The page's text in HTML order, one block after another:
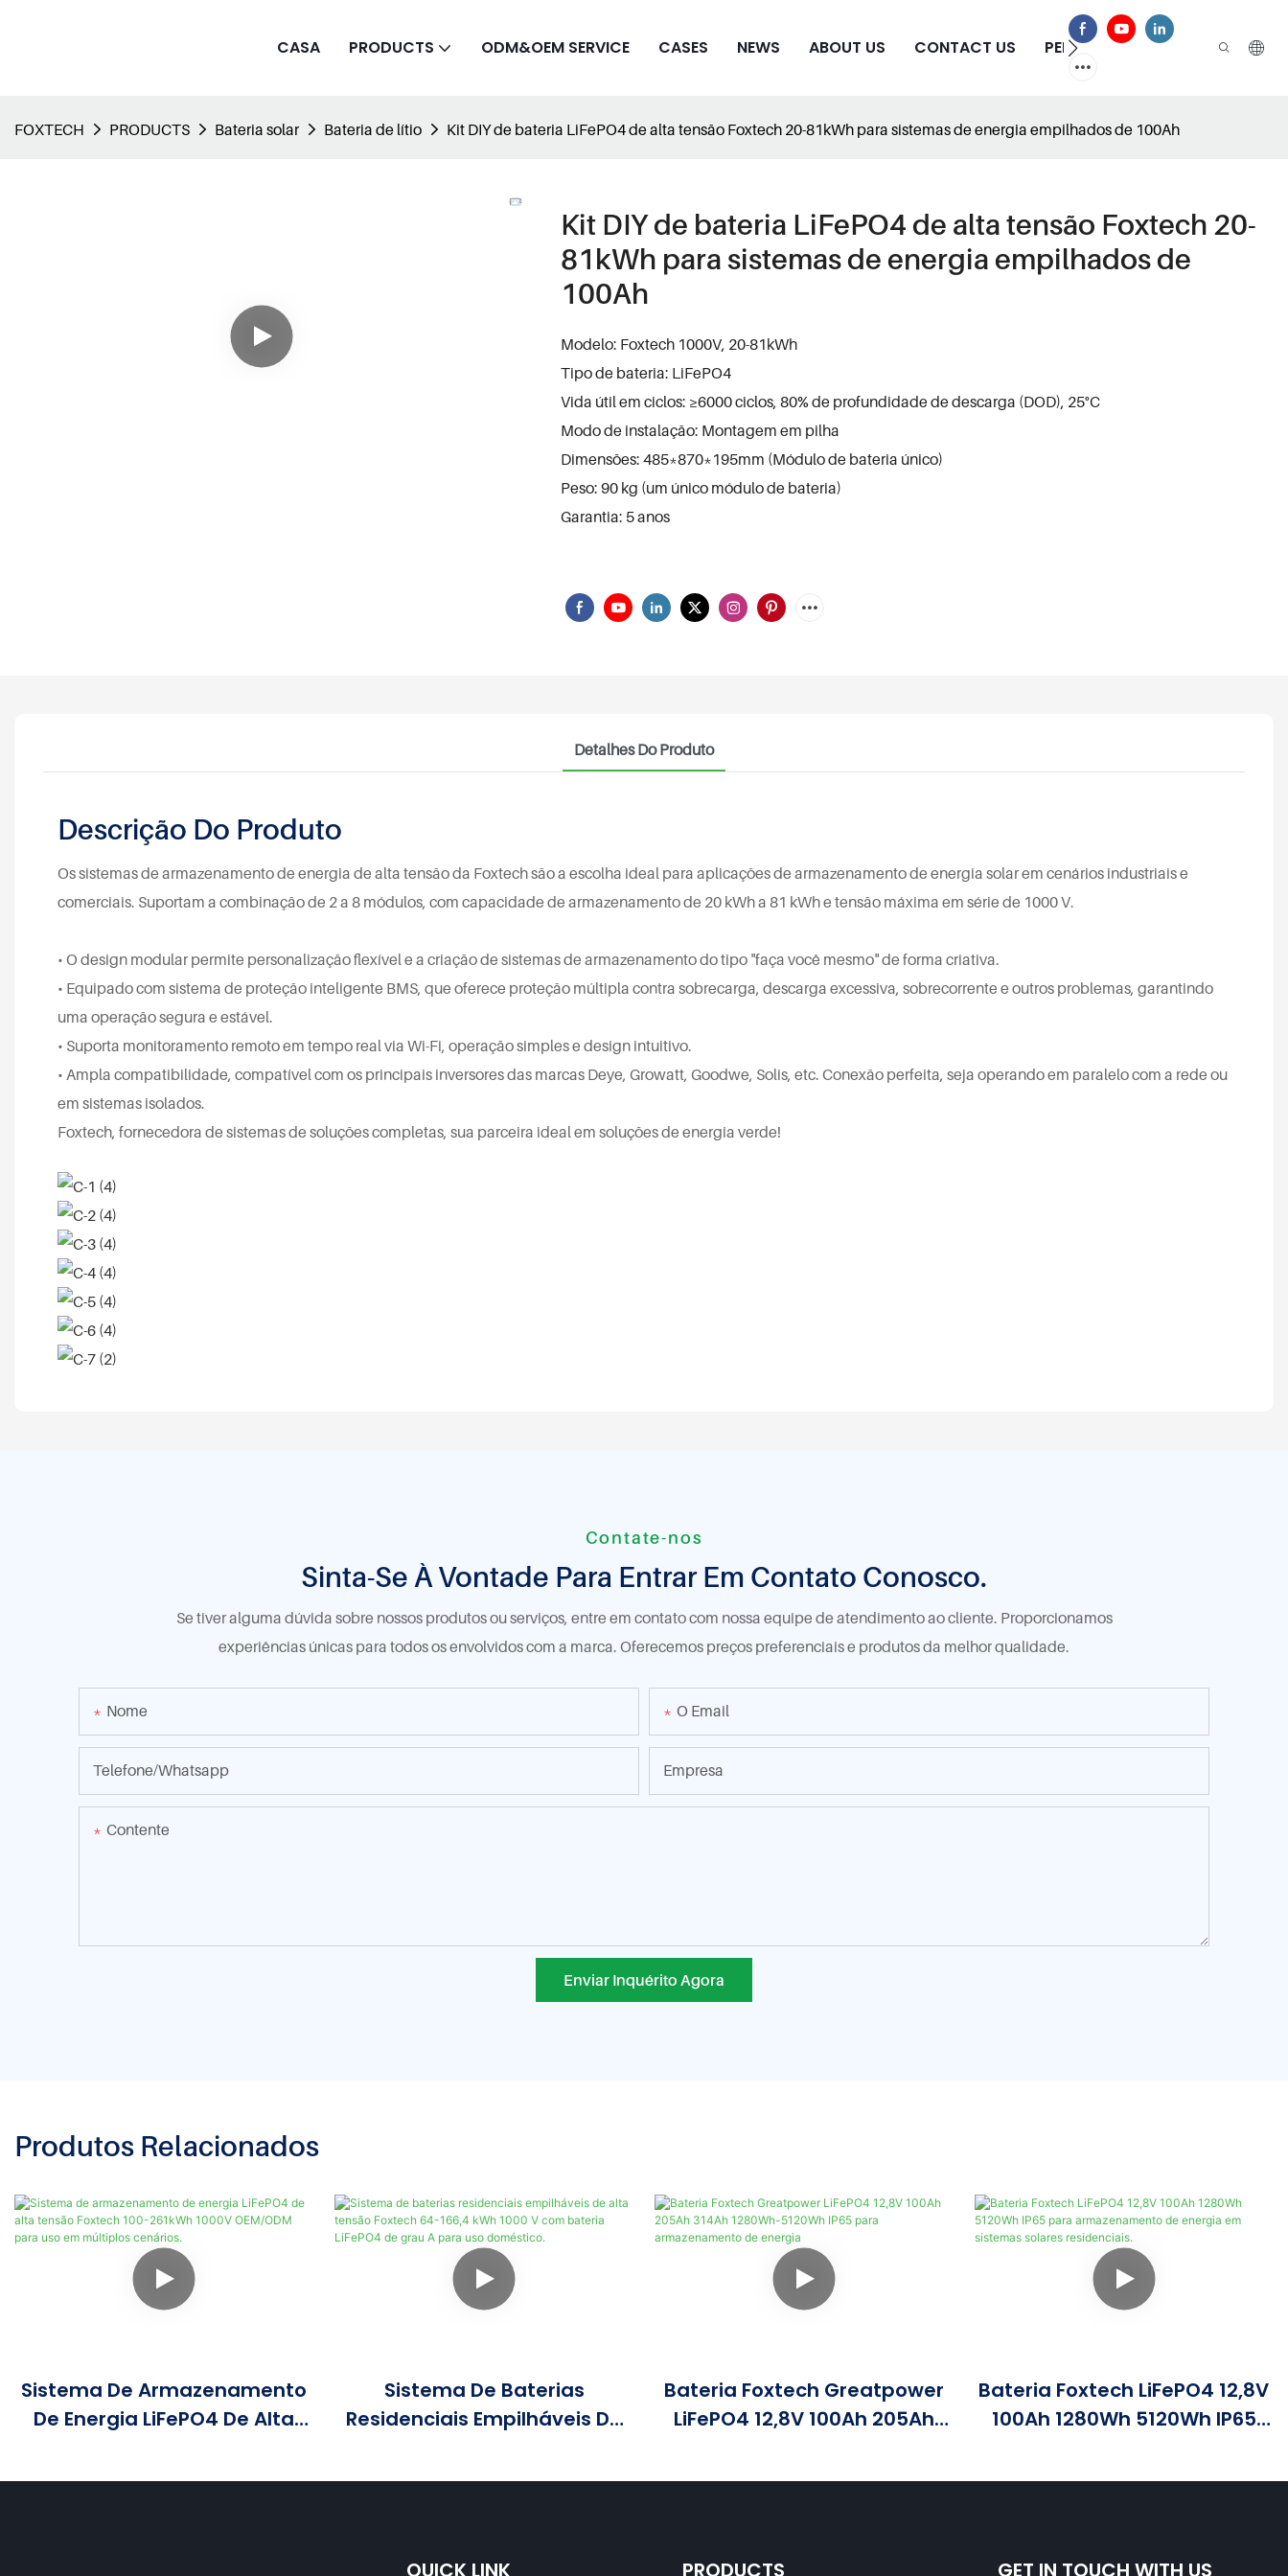
CASA PRODUCTS ODM&OEM SERVICE CASES NEWS ABOUT US CONTACT US PERGUNTAS FREQUENTES
FOXTECH PRODUCTS Bateria solar Bateria de lítio Kit DIY de bateria LiFePO4 de alta tensão Foxtech 20-81kWh para sistemas de energia empilhados de 100Ah
Kit DIY de bateria LiFePO4 de alta tensão Foxtech 20-
81kWh para sistemas de energia empilhados de
100Ah
Modelo: Foxtech 1000V, 20-81kWh
Tipo de bateria: LiFePO4
Vida útil em ciclos: ≥6000 ciclos, 80% de profundidade de descarga (DOD), 25°C
Modo de instalação: Montagem em pilha
Dimensões: 485*870*195mm (Módulo de bateria único)
Peso: 90 kg (um único módulo de bateria)
Garantia: 5 anos
Detalhes Do Produto
Descrição Do Produto
Os sistemas de armazenamento de energia de alta tensão da Foxtech são a escolha ideal para aplicações de armazenamento de energia solar em cenários industriais e
comerciais. Suportam a combinação de 2 a 8 módulos, com capacidade de armazenamento de 20 kWh a 81 kWh e tensão máxima em série de 1000 V.
• O design modular permite personalização flexível e a criação de sistemas de armazenamento do tipo "faça você mesmo" de forma criativa.
• Equipado com sistema de proteção inteligente BMS, que oferece proteção múltipla contra sobrecarga, descarga excessiva, sobrecorrente e outros problemas, garantindo
uma operação segura e estável.
• Suporta monitoramento remoto em tempo real via Wi-Fi, operação simples e design intuitivo.
• Ampla compatibilidade, compatível com os principais inversores das marcas Deye, Growatt, Goodwe, Solis, etc. Conexão perfeita, seja operando em paralelo com a rede ou
em sistemas isolados.
Foxtech, fornecedora de sistemas de soluções completas, sua parceira ideal em soluções de energia verde!
Contate-nos
Sinta-Se À Vontade Para Entrar Em Contato Conosco.
Se tiver alguma dúvida sobre nossos produtos ou serviços, entre em contato com nossa equipe de atendimento ao cliente. Proporcionamos
experiências únicas para todos os envolvidos com a marca. Oferecemos preços preferenciais e produtos da melhor qualidade.
Nome O Email
Telefone/whatsapp Empresa
Contente
Enviar Inquérito Agora
Produtos Relacionados
Sistema De Armazenamento
De Energia LiFePO4 De Alta
1000V OEM/ODM Para Uso Em
Sistema De Baterias
Residenciais Empilháveis ​​de
KWh 1000 V Com Bateria
Bateria Foxtech Greatpower
LiFePO4 12,8V 100Ah 205Ah
Para Armazenamento De
Bateria Foxtech LiFePO4 12,8V
100Ah 1280Wh 5120Wh IP65
Energia Em Sistemas Solares
QUICK LINK PRODUCTS GET IN TOUCH WITH US